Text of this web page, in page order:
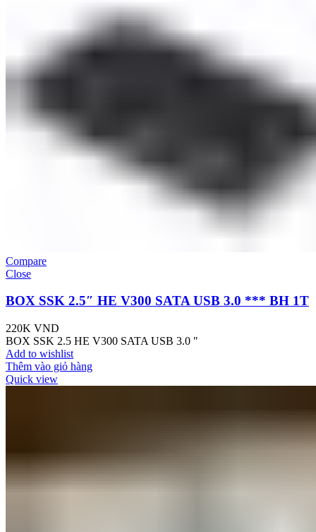
Compare
Close
BOX SSK 2.5″ HE V300 SATA USB 3.0 *** BH 1T
220K VND
BOX SSK 2.5 HE V300 SATA USB 3.0 "
Add to wishlist
Thêm vào giỏ hàng
Quick view